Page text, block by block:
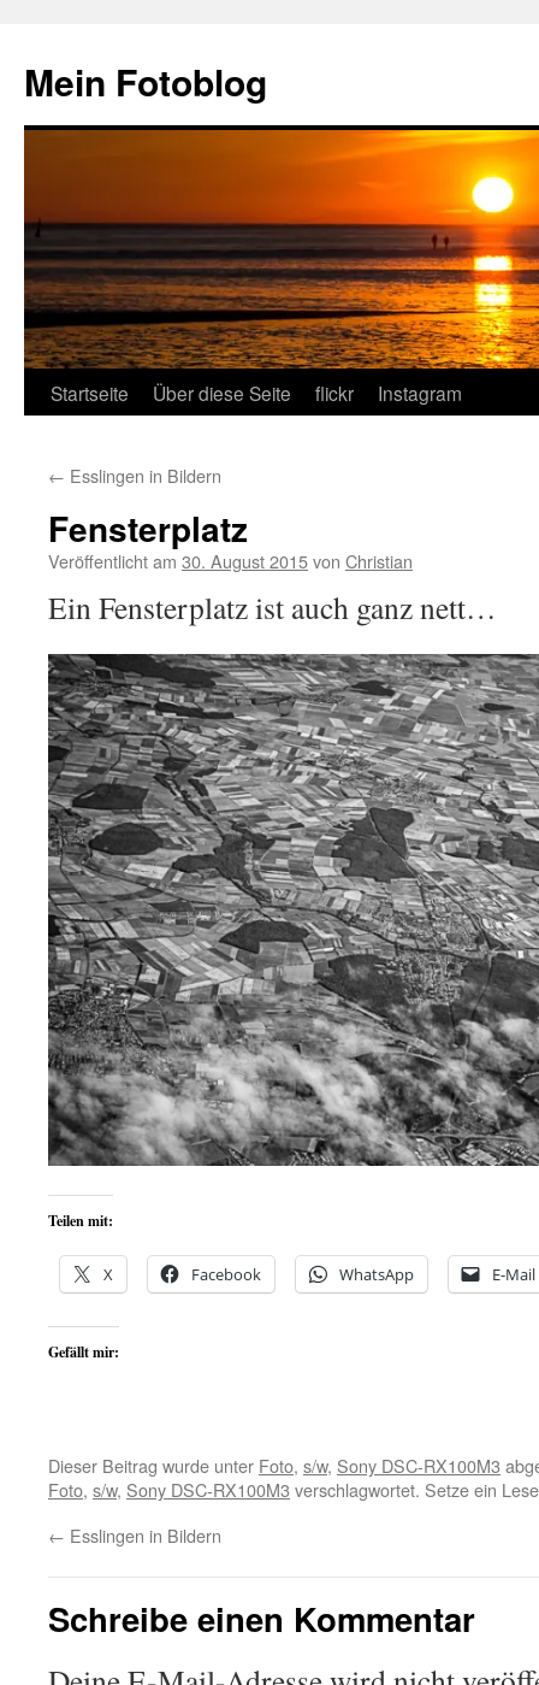
springen
Mein Fotoblog
Startseite Über diese Seite flickr Instagram
← Esslingen in Bildern
Fensterplatz
Veröffentlicht am 30. August 2015von Christian
Ein Fensterplatz ist auch ganz nett…
Teilen mit:
X Facebook WhatsApp E-Mail
Gefällt mir:
Dieser Beitrag wurde unter Foto, s/w, Sony DSC-RX100M3
Foto, s/w, Sony DSC-RX100M3 verschlagwortet. Setze ein
← Esslingen in Bildern
Schreibe einen Kommentar